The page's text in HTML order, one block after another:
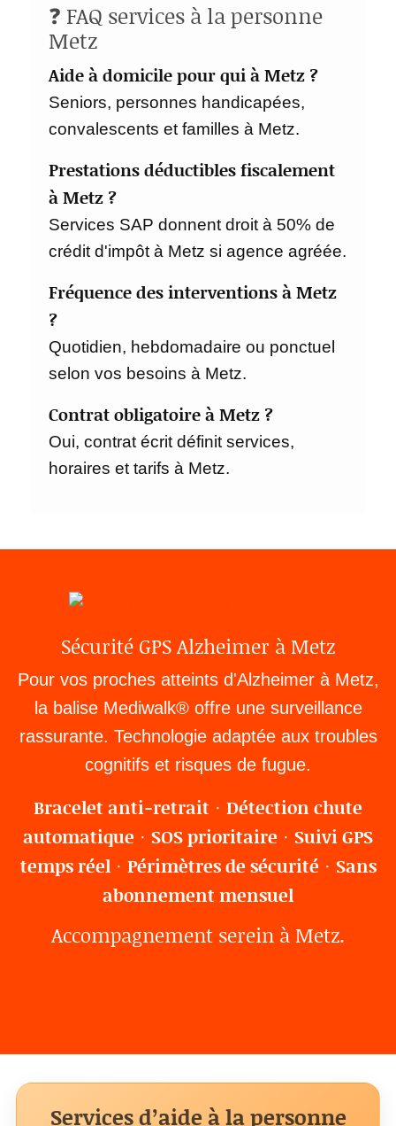
❓ FAQ services à la personne
Metz
Aide à domicile pour qui à Metz ?
Seniors, personnes handicapées,
convalescents et familles à Metz.
Prestations déductibles fiscalement
à Metz ?
Services SAP donnent droit à 50% de
crédit d'impôt à Metz si agence agréée.
Fréquence des interventions à Metz
?
Quotidien, hebdomadaire ou ponctuel
selon vos besoins à Metz.
Contrat obligatoire à Metz ?
Oui, contrat écrit définit services,
horaires et tarifs à Metz.
Sécurité GPS Alzheimer à Metz
Pour vos proches atteints d'Alzheimer à Metz,
la balise Mediwalk® offre une surveillance
rassurante. Technologie adaptée aux troubles
cognitifs et risques de fugue.
Bracelet anti-retrait · Détection chute
automatique · SOS prioritaire · Suivi GPS
temps réel· Périmètres de sécurité · Sans
abonnement mensuel
Accompagnement serein à Metz.
Services d’aide à la personne